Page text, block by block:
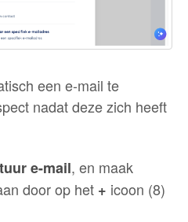
een e-mail te
nadat deze zich heeft
e-mail, en maak
door op het + icoon (8)